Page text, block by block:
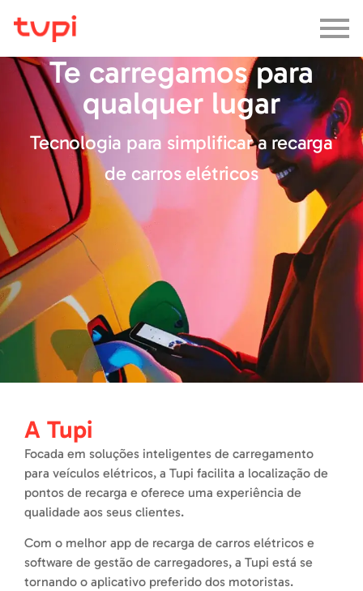
Te carregamos para
qualquer lugar
Tecnologia para simplificar a recarga
de carros elétricos
A Tupi
Focada em soluções inteligentes de carregamento
para veículos elétricos, a Tupi facilita a localização de
pontos de recarga e oferece uma experiência de
qualidade aos seus clientes.
Com o melhor app de recarga de carros elétricos e
software de gestão de carregadores, a Tupi está se
tornando o aplicativo preferido dos motoristas.